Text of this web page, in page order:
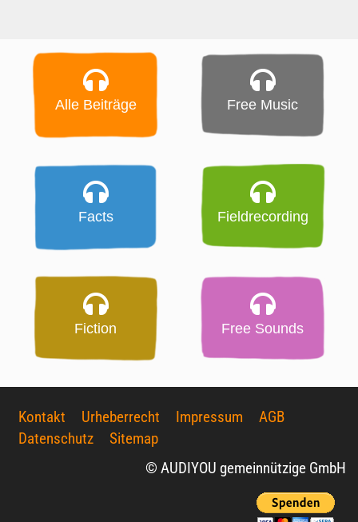
Alle Beiträge Free Music
Facts Fieldrecording
Fiction Free Sounds
Kontakt Urheberrecht Impressum
AGB
Datenschutz
Sitemap
© AUDIYOU gemeinnützige GmbH